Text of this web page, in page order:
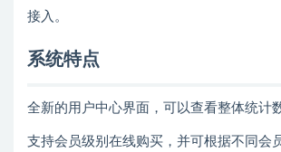
接入。
系统特点
全新的用户中心界面，可以查看整体统计
支持会员级别在线购买，并可根据不同会